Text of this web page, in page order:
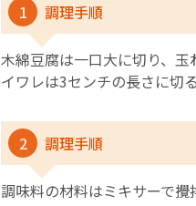
1 調理手順
木綿豆腐は一口大に切り、
イワレは3センチの長さに切
2 調理手順
調味料の材料はミキサーで攪